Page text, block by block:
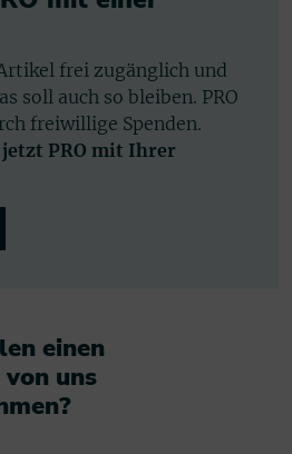
frei zugänglich und
soll auch so bleiben. PRO
freiwillige Spenden.
PRO mit Ihrer
einen
uns